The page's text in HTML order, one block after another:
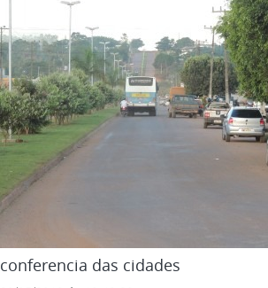
conferencia das cidades